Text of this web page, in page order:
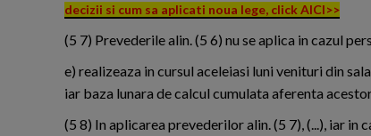
decizii si cum sa aplicati noua lege, click AICI>>
(5 7) Prevederile alin. (5 6) nu se aplica in cazul
e) realizeaza in cursul aceleiasi luni venituri din
iar baza lunara de calcul cumulata aferenta
(5 8) In aplicarea prevederilor alin. (5 7), (...), iar